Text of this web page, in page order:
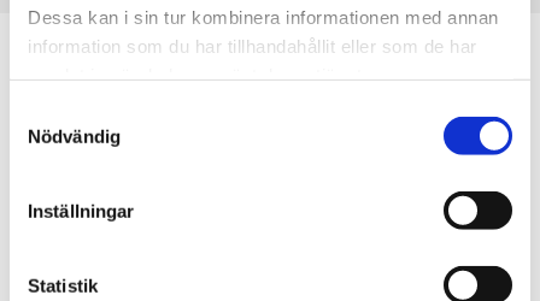
Dessa kan i sin tur kombinera informationen med annan
information som du har tillhandahållit eller som de har
Nödvändig
Inställningar
Statistik